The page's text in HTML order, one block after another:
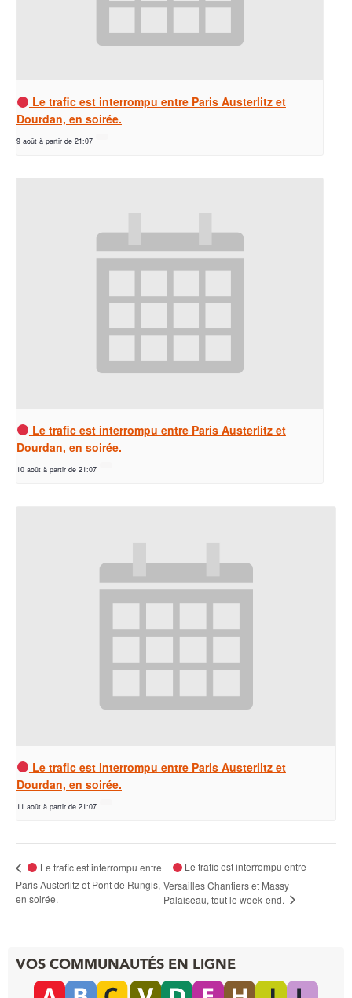
Le trafic est interrompu entre Paris Austerlitz et
Dourdan, en soirée.
9 août à partir de 21:07
Le trafic est interrompu entre Paris Austerlitz et
Dourdan, en soirée.
10 août à partir de 21:07
Le trafic est interrompu entre Paris Austerlitz et
Dourdan, en soirée.
11 août à partir de 21:07
Le trafic est interrompu entre
Paris Austerlitz et Pont de Rungis,
en soirée.
Le trafic est interrompu entre
Versailles Chantiers et Massy
Palaiseau, tout le week-end.
VOS COMMUNAUTÉS EN LIGNE